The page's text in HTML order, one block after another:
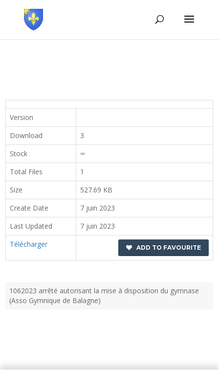
Version
Download
3
Stock
∞
Total Files
1
Size
527.69 KB
Create Date
7 juin 2023
Last Updated
7 juin 2023
Télécharger
ADD TO FAVOURITE
1062023 arrêté autorisant la mise à disposition du gymnase
(Asso Gymnique de Balagne)